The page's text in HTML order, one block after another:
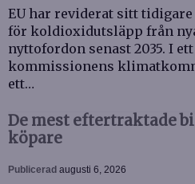
EU har reviderat sitt
för koldioxidutsläpp från
nyttofordon senast 2035. I
kommissionens
ett…
De mest eftertraktade
köpare
Publicerad augusti 6, 2026